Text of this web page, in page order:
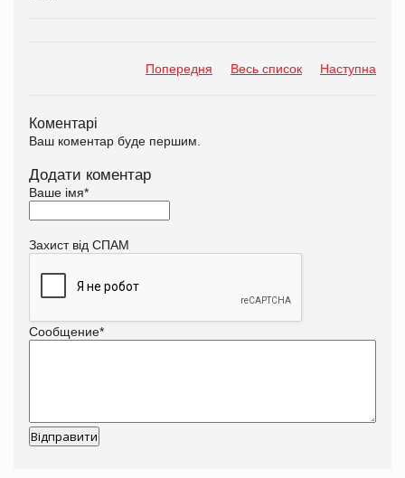
Попередня Весь список Наступна
Коментарі
Ваш коментар буде першим.
Додати коментар
Ваше імя*
Захист від СПАМ
Сообщение*